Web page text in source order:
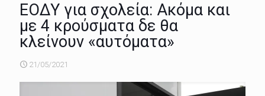
ΕΟΔΥ για σχολεία: Ακόμα και
με 4 κρούσματα δε θα
κλείνουν «αυτόματα»
21/05/2021